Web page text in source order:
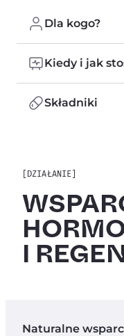
Dla kogo?
Kiedy i jak
Składniki
[DZIAŁANIE]
I
Naturalne